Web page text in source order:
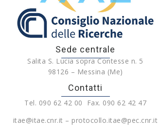
Sede centrale
Salita S. Lucia sopra Contesse n. 5
98126 – Messina (Me)
Contatti
Tel. 090 62 42 00 Fax. 090 62 42 47
itae@itae.cnr.it – protocollo.itae@pec.cnr.it